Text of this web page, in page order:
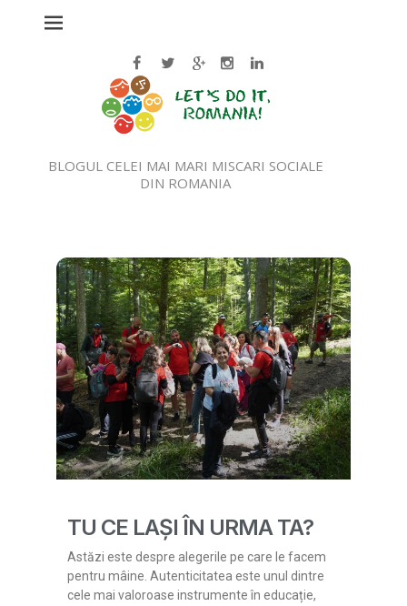
BLOGUL CELEI MAI MARI MISCARI SOCIALE
DIN ROMANIA
TU CE LAȘI ÎN URMA TA?
Astăzi este despre alegerile pe care le facem
pentru mâine. Autenticitatea este unul dintre
cele mai valoroase instrumente în educație,